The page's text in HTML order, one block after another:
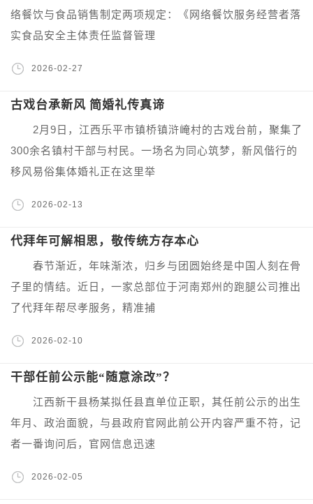
络餐饮与食品销售制定两项规定：《网络餐饮服务经营者落
实食品安全主体责任监督管理
2026-02-27
古戏台承新风 简婚礼传真谛
2月9日，江西乐平市镇桥镇浒崦村的古戏台前，聚集了
300余名镇村干部与村民。一场名为同心筑梦，新风偕行的
移风易俗集体婚礼正在这里举
2026-02-13
代拜年可解相思，敬传统方存本心
春节渐近，年味渐浓，归乡与团圆始终是中国人刻在骨
子里的情结。近日，一家总部位于河南郑州的跑腿公司推出
了代拜年帮尽孝服务，精准捕
2026-02-10
干部任前公示能“随意涂改”？
江西新干县杨某拟任县直单位正职，其任前公示的出生
年月、政治面貌，与县政府官网此前公开内容严重不符，记
者一番询问后，官网信息迅速
2026-02-05